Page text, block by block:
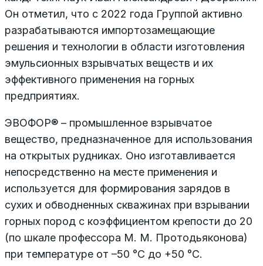
Он отметил, что с 2022 года Группой активно
разрабатываются импортозамещающие
решения и технологии в области изготовления
эмульсионных взрывчатых веществ и их
эффективного применения на горных
предприятиях.
ЭВОФОР® – промышленное взрывчатое
вещество, предназначенное для использования
на открытых рудниках. Оно изготавливается
непосредственно на месте применения и
используется для формирования зарядов в
сухих и обводненных скважинах при взрывании
горных пород с коэффициентом крепости до 20
(по шкале профессора М. М. Протодьяконова)
при температуре от –50 °C до +50 °C.